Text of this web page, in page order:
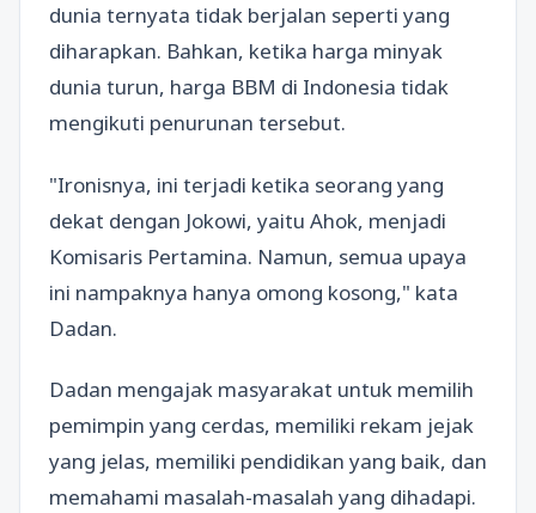
dunia ternyata tidak berjalan seperti yang
diharapkan. Bahkan, ketika harga minyak
dunia turun, harga BBM di Indonesia tidak
mengikuti penurunan tersebut.
"Ironisnya, ini terjadi ketika seorang yang
dekat dengan Jokowi, yaitu Ahok, menjadi
Komisaris Pertamina. Namun, semua upaya
ini nampaknya hanya omong kosong," kata
Dadan.
Dadan mengajak masyarakat untuk memilih
pemimpin yang cerdas, memiliki rekam jejak
yang jelas, memiliki pendidikan yang baik, dan
memahami masalah-masalah yang dihadapi.